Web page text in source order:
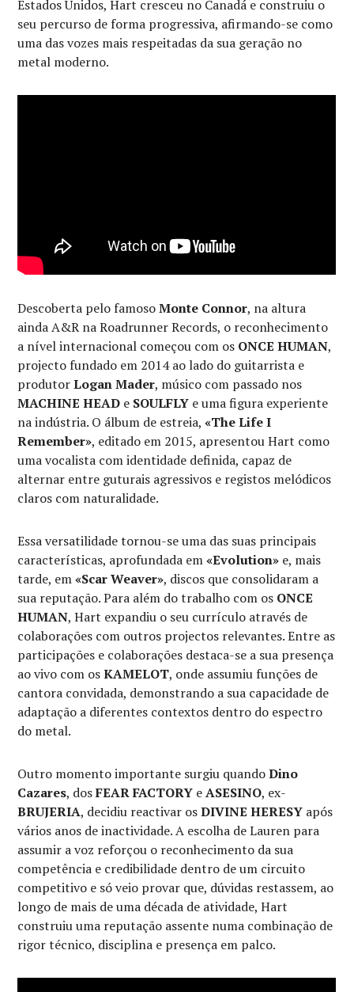
Estados Unidos, Hart cresceu no Canadá e construiu o
seu percurso de forma progressiva, afirmando-se como
uma das vozes mais respeitadas da sua geração no
metal moderno.
Descoberta pelo famosoMonte Connor, na altura
ainda A&R na Roadrunner Records, o reconhecimento
a nível internacional começou com os ONCE HUMAN,
projecto fundado em 2014 ao lado do guitarrista e
produtorLogan Mader, músico com passado nos
MACHINE HEAD e SOULFLY e uma figura experiente
na indústria. O álbum de estreia,«The Life I
Remember», editado em 2015, apresentou Hart como
uma vocalista com identidade definida, capaz de
alternar entre guturais agressivos e registos melódicos
claros com naturalidade.
Essa versatilidade tornou-se uma das suas principais
características, aprofundada em«Evolution» e, mais
tarde, em«Scar Weaver», discos que consolidaram a
sua reputação. Para além do trabalho com os ONCE
HUMAN, Hart expandiu o seu currículo através de
colaborações com outros projectos relevantes. Entre as
participações e colaborações destaca-se a sua presença
ao vivo com osKAMELOT, onde assumiu funções de
cantora convidada, demonstrando a sua capacidade de
adaptação a diferentes contextos dentro do espectro
do metal.
Outro momento importante surgiu quandoDino
Cazares, dosFEAR FACTORY eASESINO, ex-
BRUJERIA, decidiu reactivar osDIVINE HERESY após
vários anos de inactividade. A escolha de Lauren para
assumir a voz reforçou o reconhecimento da sua
competência e credibilidade dentro de um circuito
competitivo e só veio provar que, dúvidas restassem, ao
longo de mais de uma década de atividade, Hart
construiu uma reputação assente numa combinação de
rigor técnico, disciplina e presença em palco.